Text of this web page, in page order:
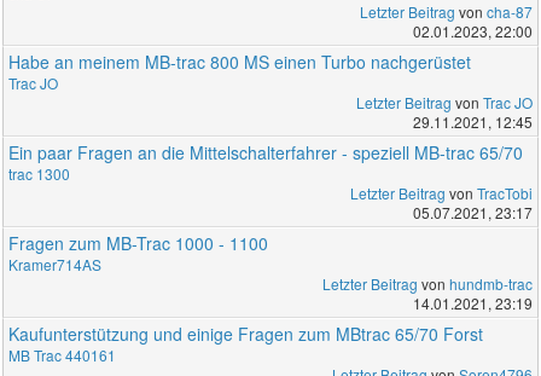
Letzter Beitrag von cha-87
02.01.2023, 22:00
Habe an meinem MB-trac 800 MS einen Turbo nachgerüstet
Trac JO
Letzter Beitrag von Trac JO
29.11.2021, 12:45
Ein paar Fragen an die Mittelschalterfahrer - speziell MB-trac 65/70
trac 1300
Letzter Beitrag von TracTobi
05.07.2021, 23:17
Fragen zum MB-Trac 1000 - 1100
Kramer714AS
Letzter Beitrag von hundmb-trac
14.01.2021, 23:19
Kaufunterstützung und einige Fragen zum MBtrac 65/70 Forst
MB Trac 440161